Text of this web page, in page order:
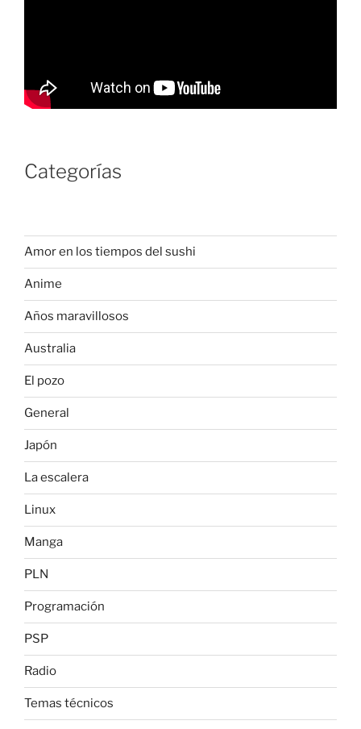
Categorías
Amor en los tiempos del sushi
Anime
Años maravillosos
Australia
El pozo
General
Japón
La escalera
Linux
Manga
PLN
Programación
PSP
Radio
Temas técnicos